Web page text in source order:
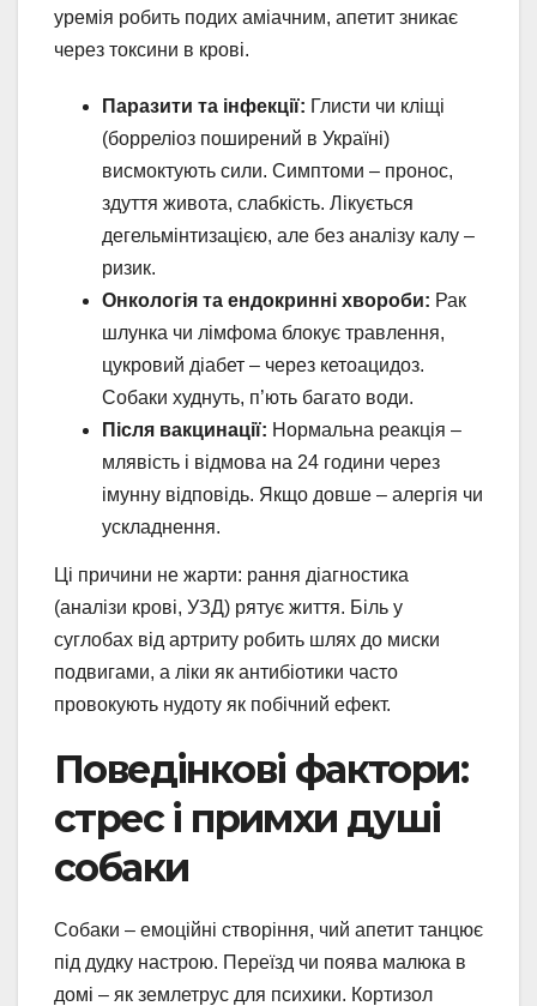
уремія робить подих аміачним, апетит зникає
через токсини в крові.
Паразити та інфекції: Глисти чи кліщі
(борреліоз поширений в Україні)
висмоктують сили. Симптоми – пронос,
здуття живота, слабкість. Лікується
дегельмінтизацією, але без аналізу калу –
ризик.
Онкологія та ендокринні хвороби: Рак
шлунка чи лімфома блокує травлення,
цукровий діабет – через кетоацидоз.
Собаки худнуть, п’ють багато води.
Після вакцинації: Нормальна реакція –
млявість і відмова на 24 години через
імунну відповідь. Якщо довше – алергія чи
ускладнення.
Ці причини не жарти: рання діагностика
(аналізи крові, УЗД) рятує життя. Біль у
суглобах від артриту робить шлях до миски
подвигами, а ліки як антибіотики часто
провокують нудоту як побічний ефект.
Поведінкові фактори:
стрес і примхи душі
собаки
Собаки – емоційні створіння, чий апетит танцює
під дудку настрою. Переїзд чи поява малюка в
домі – як землетрус для психики. Кортизол